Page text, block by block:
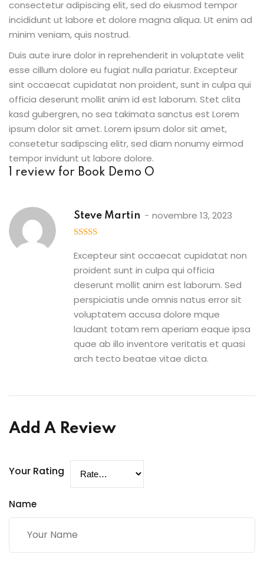
consectetur adipiscing elit, sed do eiusmod tempor
incididunt ut labore et dolore magna aliqua. Ut enim ad
minim veniam, quis nostrud.
Duis aute irure dolor in reprehenderit in voluptate velit
esse cillum dolore eu fugiat nulla pariatur. Excepteur
sint occaecat cupidatat non proident, sunt in culpa qui
officia deserunt mollit anim id est laborum. Stet clita
kasd gubergren, no sea takimata sanctus est Lorem
ipsum dolor sit amet. Lorem ipsum dolor sit amet,
consetetur sadipscing elitr, sed diam nonumy eirmod
tempor invidunt ut labore dolore.
1 review for Book Demo O
Steve Martin novembre 13, 2023
Excepteur sint occaecat cupidatat non
proident sunt in culpa qui officia
deserunt mollit anim est laborum. Sed
perspiciatis unde omnis natus error sit
voluptatem accusa dolore mque
laudant totam rem aperiam eaque ipsa
quae ab illo inventore veritatis et quasi
arch tecto beatae vitae dicta.
Add A Review
Your Rating
Name